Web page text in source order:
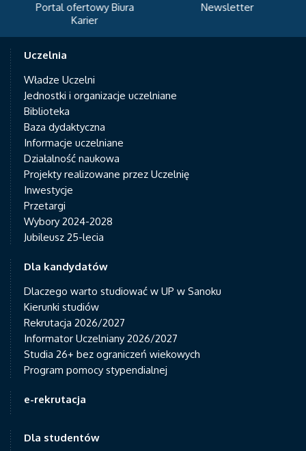
Portal ofertowy Biura
Karier
Newsletter
Uczelnia
Władze Uczelni
Jednostki i organizacje uczelniane
Biblioteka
Baza dydaktyczna
Informacje uczelniane
Działalność naukowa
Projekty realizowane przez Uczelnię
Inwestycje
Przetargi
Wybory 2024-2028
Jubileusz 25-lecia
Dla kandydatów
Dlaczego warto studiować w UP w Sanoku
Kierunki studiów
Rekrutacja 2026/2027
Informator Uczelniany 2026/2027
Studia 26+ bez ograniczeń wiekowych
Program pomocy stypendialnej
e-rekrutacja
Dla studentów